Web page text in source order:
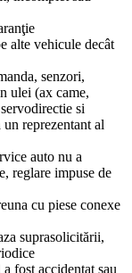
alte vehicule decât
senzori,
ulei (ax came,
si
reprezentant al
auto nu a
reglare impuse de
cu piese conexe
suprasolicitării,
fost accidentat sau